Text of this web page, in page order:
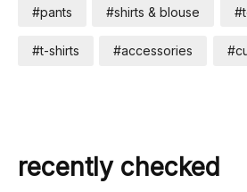
#pants #shirts & blouse
#t-shirts #accessories
recently checked